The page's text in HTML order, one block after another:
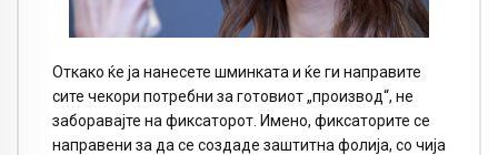
Откако ќе ја нанесете шминката и ќе ги направите
сите чекори потребни за готовиот „производ“, не
заборавајте на фиксаторот. Имено, фиксаторите се
направени за да се создаде заштитна фолија, со чија